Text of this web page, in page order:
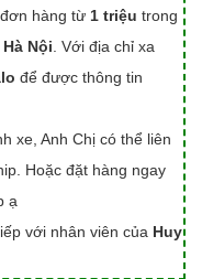
hàng từ 1 triệu trong
Hà Nội . Với địa chỉ xa
để được thông tin
xe, Anh Chị có thể liên
Hoặc đặt hàng ngay
ạ
với nhân viên của Huy